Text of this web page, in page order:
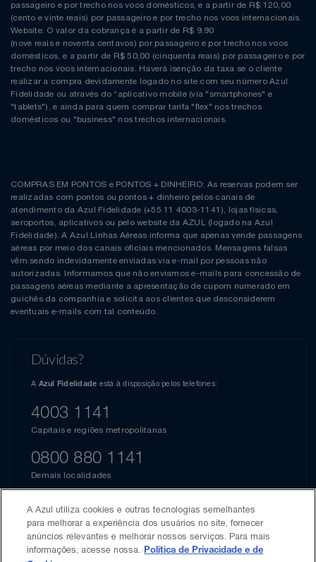
passageiro e por trecho nos voos domésticos, e a partir de R$ 120,00
(cento e vinte reais) por passageiro e por trecho nos voos internacionais.
Website: O valor da cobrança é a partir de R$ 9,90
(nove reais e noventa centavos) por passageiro e por trecho nos voos
domésticos, e a partir de R$ 50,00 (cinquenta reais) por passageiro e por
trecho nos voos internacionais. Haverá isenção da taxa se o cliente
realizar a compra devidamente logado no site com seu número Azul
Fidelidade ou através do “aplicativo mobile (via "smartphones" e
"tablets"), e ainda para quem comprar tarifa "flex" nos trechos
domésticos ou "business" nos trechos internacionais.
COMPRAS EM PONTOS e PONTOS + DINHEIRO: As reservas podem ser
realizadas com pontos ou pontos + dinheiro pelos canais de
atendimento da Azul Fidelidade (+55 11 4003-1141), lojas físicas,
aeroportos, aplicativos ou pelo website da AZUL (logado na Azul
Fidelidade). A Azul Linhas Aéreas informa que apenas vende passagens
aéreas por meio dos canais oficiais mencionados. Mensagens falsas
vêm sendo indevidamente enviadas via e-mail por pessoas não
autorizadas. Informamos que não enviamos e-mails para concessão de
passagens aéreas mediante a apresentação de cupom numerado em
guichês da companhia e solicita aos clientes que desconsiderem
eventuais e-mails com tal conteúdo.
Dúvidas?
A Azul Fidelidade está à disposição pelos telefones:
4003 1141
Capitais e regiões metropolitanas
0800 880 1141
Demais localidades
Associada:
A Azul utiliza cookies e outras tecnologias semelhantes
para melhorar a experiência dos usuários no site, fornecer
anúncios relevantes e melhorar nossos serviços. Para mais
informações, acesse nossa. Política de Privacidade e de